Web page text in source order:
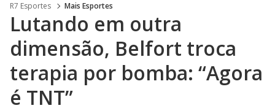
R7 Esportes Mais Esportes
Lutando em outra
dimensão, Belfort troca
terapia por bomba: “Agora
é TNT”